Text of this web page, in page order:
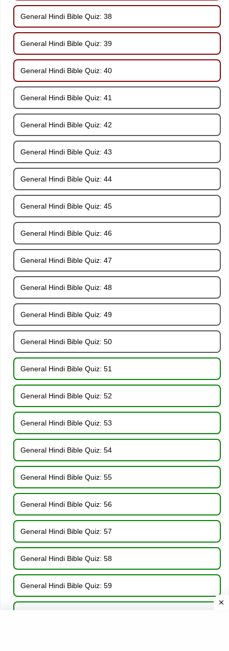
General Hindi Bible Quiz: 38
General Hindi Bible Quiz: 39
General Hindi Bible Quiz: 40
General Hindi Bible Quiz: 41
General Hindi Bible Quiz: 42
General Hindi Bible Quiz: 43
General Hindi Bible Quiz: 44
General Hindi Bible Quiz: 45
General Hindi Bible Quiz: 46
General Hindi Bible Quiz: 47
General Hindi Bible Quiz: 48
General Hindi Bible Quiz: 49
General Hindi Bible Quiz: 50
General Hindi Bible Quiz: 51
General Hindi Bible Quiz: 52
General Hindi Bible Quiz: 53
General Hindi Bible Quiz: 54
General Hindi Bible Quiz: 55
General Hindi Bible Quiz: 56
General Hindi Bible Quiz: 57
General Hindi Bible Quiz: 58
General Hindi Bible Quiz: 59